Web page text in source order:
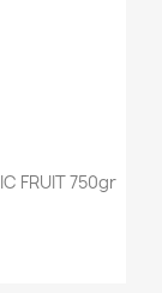
FRUIT 750gr